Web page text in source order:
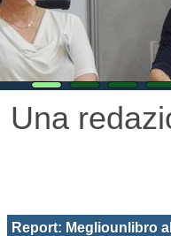
Una
Report: Megliounlibro